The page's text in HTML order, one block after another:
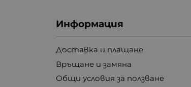
Информация
Доставка и плащане
Връщане и замяна
Общи условия за ползване